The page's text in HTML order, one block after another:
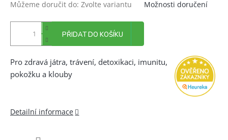
Můžeme doručit do: Zvolte variantu Možnosti doručení
PŘIDAT DO KOŠÍKU
Pro zdravá játra, trávení, detoxikaci, imunitu,
pokožku a klouby
Detailní informace